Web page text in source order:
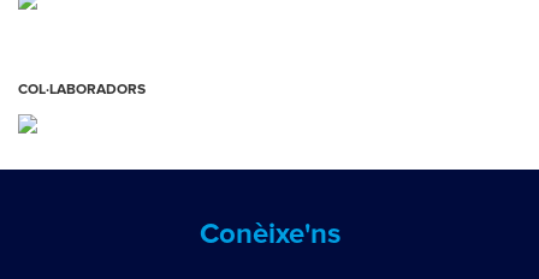
COL·LABORADORS
Conèixe'ns